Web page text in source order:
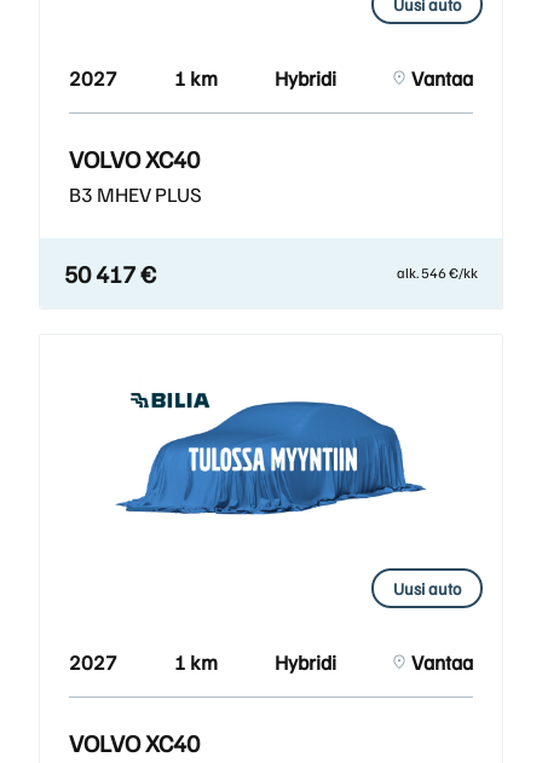
2027 1 km Hybridi Vantaa
VOLVO XC40
B3 MHEV PLUS
50 417 € alk. 546 €/kk
Uusi auto
2027 1 km Hybridi Vantaa
VOLVO XC40